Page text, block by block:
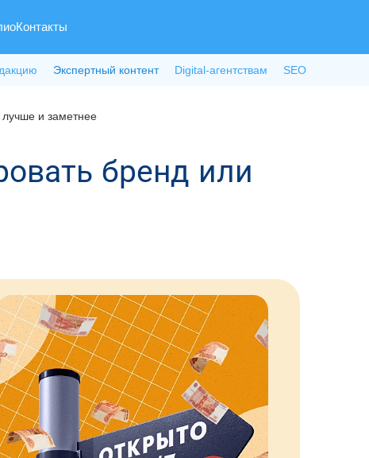
Контакты
Экспертный контент Digital-агентствам SEO
лучше и заметнее
бренд или